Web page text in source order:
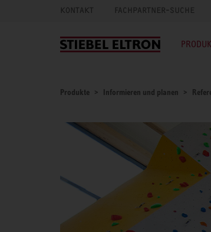
KONTAKT FACHPARTNER-SUCHE
Produkte Informieren und planen